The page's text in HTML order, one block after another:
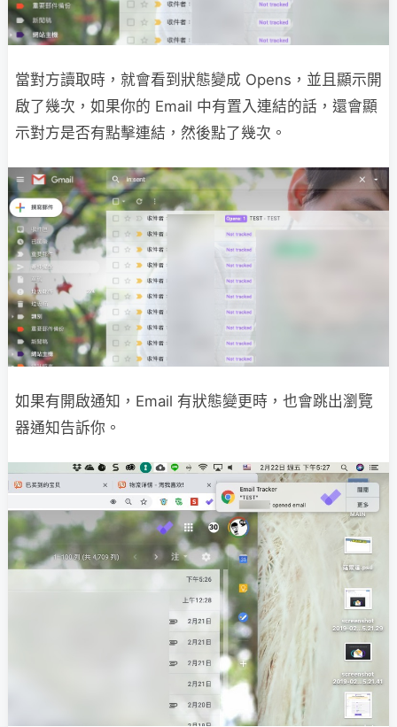
當對方讀取時，就會看到狀態變成 Opens，並且顯示開
啟了幾次，如果你的 Email 中有置入連結的話，還會顯
示對方是否有點擊連結，然後點了幾次。
如果有開啟通知，Email 有狀態變更時，也會跳出瀏覽
器通知告訴你。